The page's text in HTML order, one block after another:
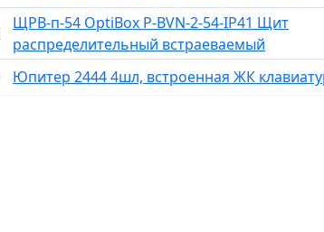
ЩРВ-п-54 OptiBox P-BVN-2-54-IP41 Щит
распределительный встраеваемый
Юпитер 2444 4шл, встроенная ЖК